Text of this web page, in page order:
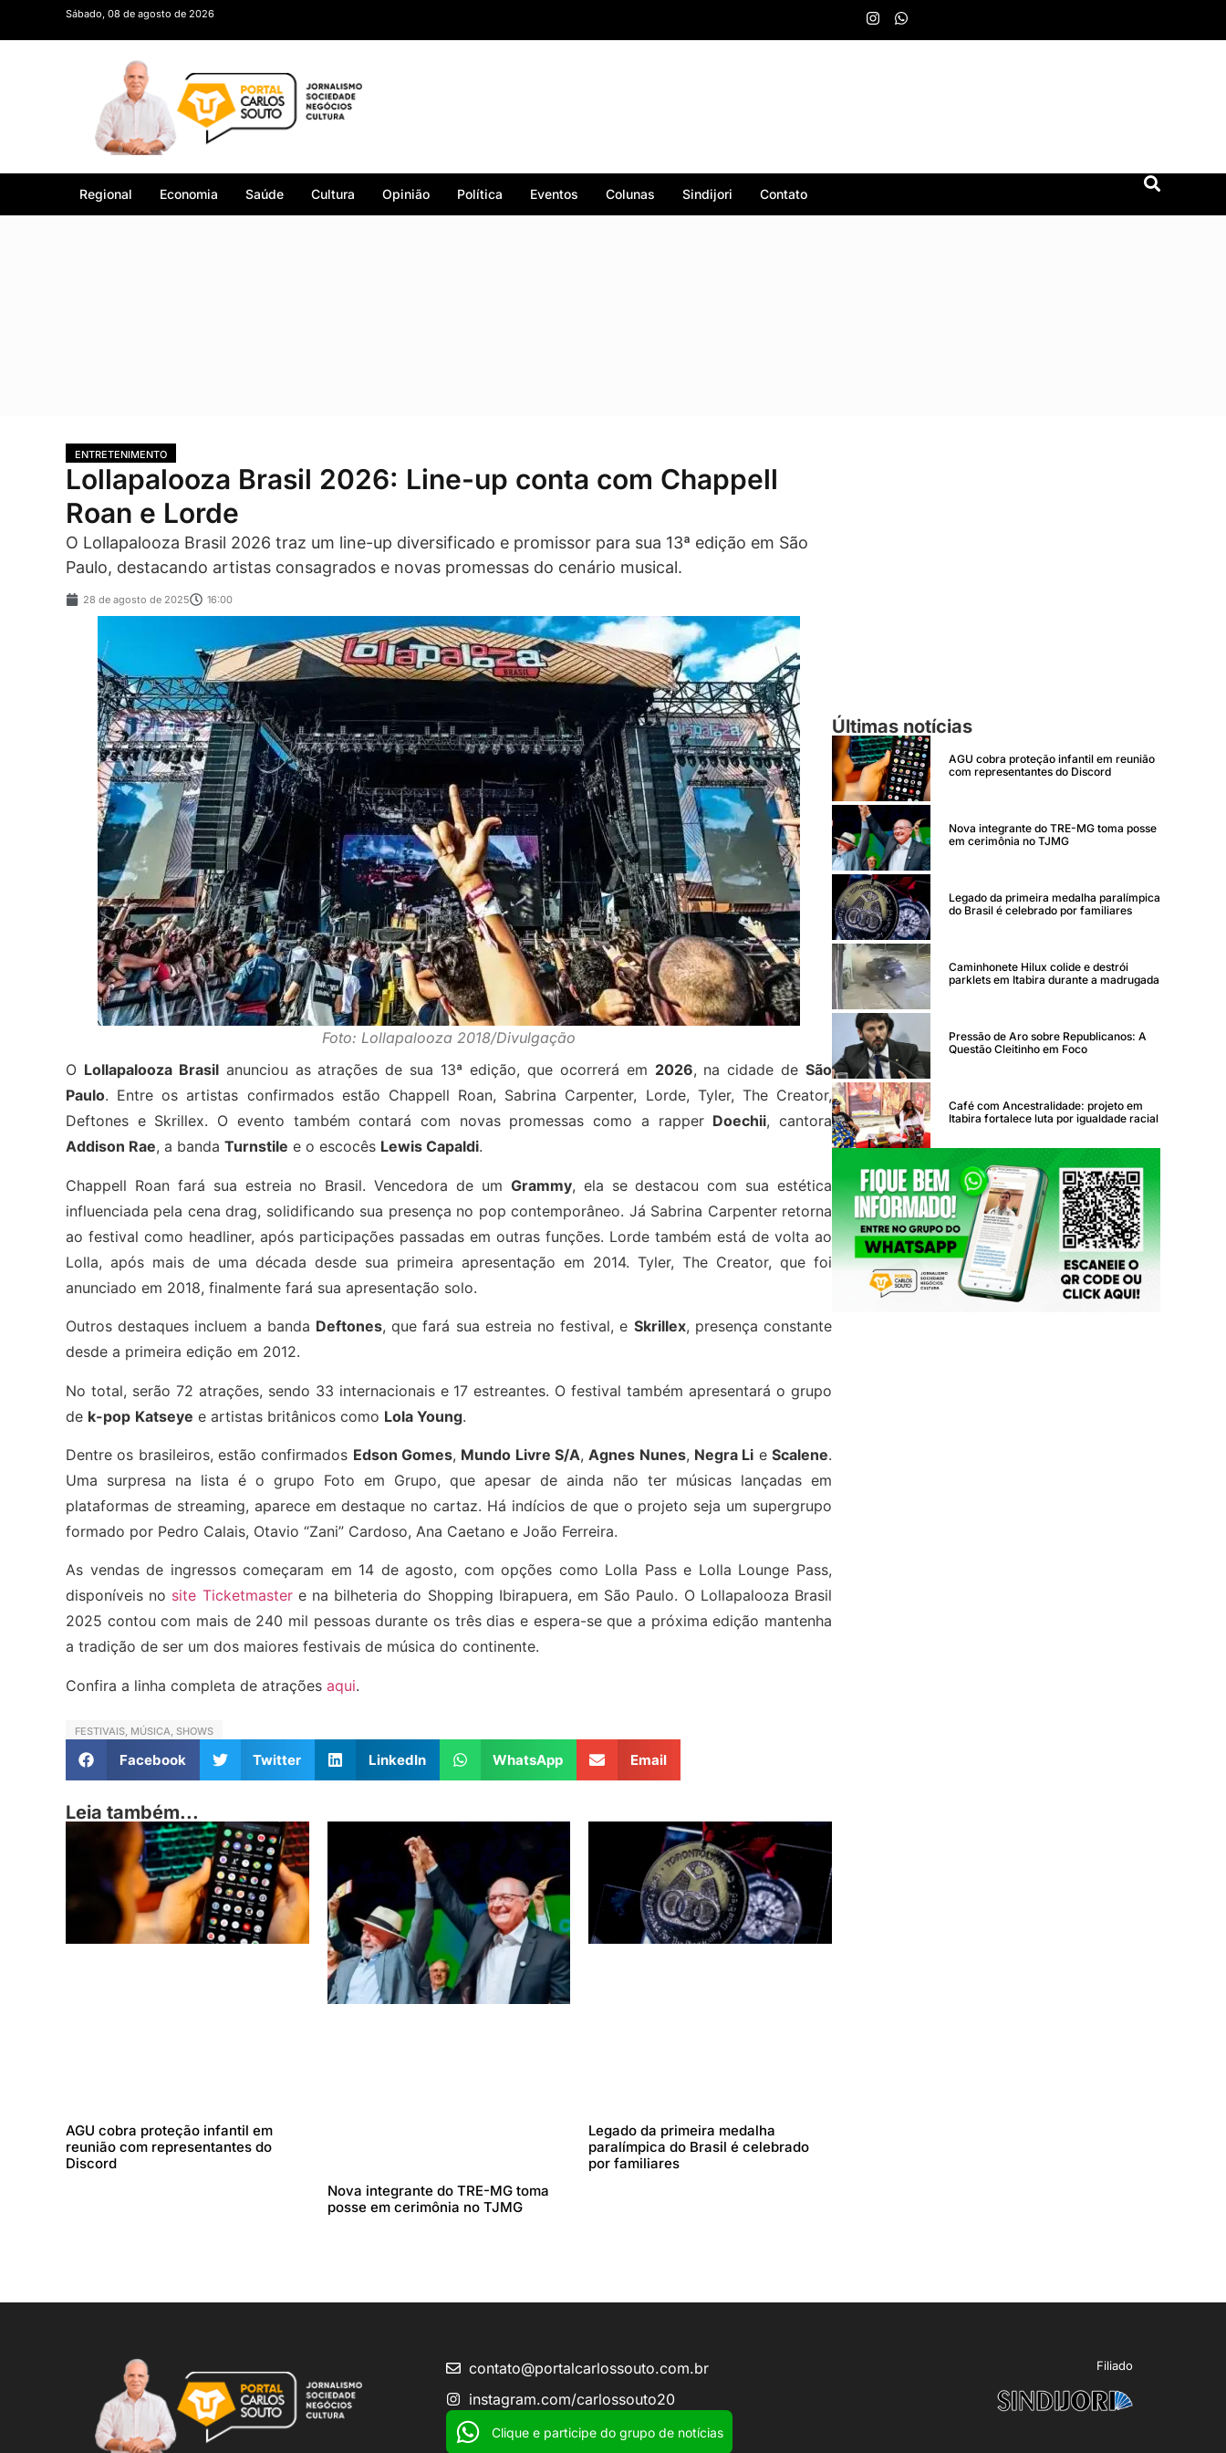
Sábado, 08 de agosto de 2026
Regional Economia Saúde Cultura Opinião Política Eventos Colunas Sindijori Contato
ENTRETENIMENTO
Lollapalooza Brasil 2026: Line-up conta com Chappell
Roan e Lorde
O Lollapalooza Brasil 2026 traz um line-up diversificado e promissor para sua 13ª edição em São
Paulo, destacando artistas consagrados e novas promessas do cenário musical.
28 de agosto de 2025 16:00
Foto: Lollapalooza 2018/Divulgação
O Lollapalooza Brasilanunciou as atrações de sua 13ª edição, que ocorrerá em 2026, na cidade deSão
Paulo. Entre os artistas confirmados estão Chappell Roan, Sabrina Carpenter, Lorde, Tyler, The Creator,
Deftones e Skrillex. O evento também contará com novas promessas como a rapper Doechii, cantora
Addison Rae, a banda Turnstile e o escocês Lewis Capaldi.
Chappell Roan fará sua estreia no Brasil. Vencedora de um Grammy, ela se destacou com sua estética
influenciada pela cena drag, solidificando sua presença no pop contemporâneo. Já Sabrina Carpenter retorna
ao festival como headliner, após participações passadas em outras funções. Lorde também está de volta ao
Lolla, após mais de uma década desde sua primeira apresentação em 2014. Tyler, The Creator, que foi
anunciado em 2018, finalmente fará sua apresentação solo.
Outros destaques incluem a banda Deftones, que fará sua estreia no festival, e Skrillex, presença constante
desde a primeira edição em 2012.
No total, serão 72 atrações, sendo 33 internacionais e 17 estreantes. O festival também apresentará o grupo
de k-pop Katseye e artistas britânicos como Lola Young.
Dentre os brasileiros, estão confirmados Edson Gomes, Mundo Livre S/A,Agnes Nunes, Negra Li eScalene.
Uma surpresa na lista é o grupo Foto em Grupo, que apesar de ainda não ter músicas lançadas em
plataformas de streaming, aparece em destaque no cartaz. Há indícios de que o projeto seja um supergrupo
formado por Pedro Calais, Otavio “Zani” Cardoso, Ana Caetano e João Ferreira.
As vendas de ingressos começaram em 14 de agosto, com opções como Lolla Pass e Lolla Lounge Pass,
disponíveis no site Ticketmastere na bilheteria do Shopping Ibirapuera, em São Paulo. O Lollapalooza Brasil
2025 contou com mais de 240 mil pessoas durante os três dias e espera-se que a próxima edição mantenha
a tradição de ser um dos maiores festivais de música do continente.
Confira a linha completa de atrações aqui.
FESTIVAIS, MÚSICA, SHOWS
Facebook Twitter LinkedIn WhatsApp Email
Leia também...
AGU cobra proteção infantil em
reunião com representantes do
Discord
Nova integrante do TRE-MG toma
posse em cerimônia no TJMG
Legado da primeira medalha
paralímpica do Brasil é celebrado
por familiares
Últimas notícias
AGU cobra proteção infantil em reunião
com representantes do Discord
Nova integrante do TRE-MG toma posse
em cerimônia no TJMG
Legado da primeira medalha paralímpica
do Brasil é celebrado por familiares
Caminhonete Hilux colide e destrói
parklets em Itabira durante a madrugada
Pressão de Aro sobre Republicanos: A
Questão Cleitinho em Foco
Café com Ancestralidade: projeto em
Itabira fortalece luta por igualdade racial
contato@portalcarlossouto.com.br
instagram.com/carlossouto20
Clique e participe do grupo de notícias
Filiado